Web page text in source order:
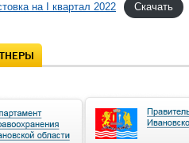
на I квартал 2022 Скачать